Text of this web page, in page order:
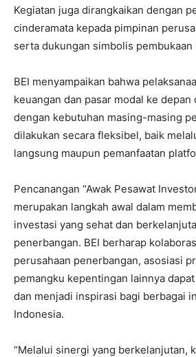
Kegiatan juga dirangkaikan dengan
cinderamata kepada pimpinan
serta dukungan simbolis
BEI menyampaikan bahwa
keuangan dan pasar modal ke depan
dengan kebutuhan masing-masing
dilakukan secara fleksibel, baik
langsung maupun pemanfaatan
Pencanangan “Awak Pesawat
merupakan langkah awal dalam
investasi yang sehat dan
penerbangan. BEI berharap
perusahaan penerbangan, asosiasi
pemangku kepentingan lainnya
dan menjadi inspirasi bagi berbagai
Indonesia.
“Melalui sinergi yang berkelanjutan,